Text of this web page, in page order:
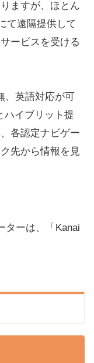
ますが、ほとん
て遠隔提供して
ービスを受ける
、英語対応が可
ハイブリット提
各認定ナビゲー
先から情報を見
ーは、「Kanai